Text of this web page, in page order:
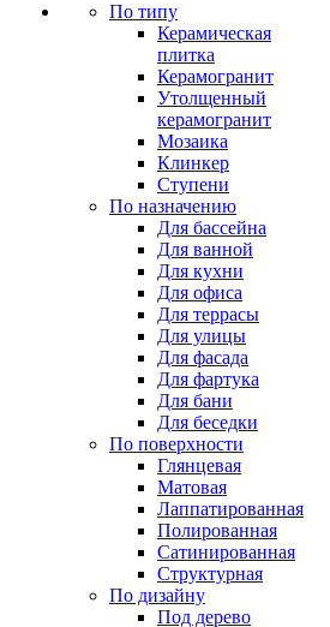
По типу
Керамическая
плитка
Керамогранит
Утолщенный
керамогранит
Мозаика
Клинкер
Ступени
По назначению
Для бассейна
Для ванной
Для кухни
Для офиса
Для террасы
Для улицы
Для фасада
Для фартука
Для бани
Для беседки
По поверхности
Глянцевая
Матовая
Лаппатированная
Полированная
Сатинированная
Структурная
По дизайну
Под дерево